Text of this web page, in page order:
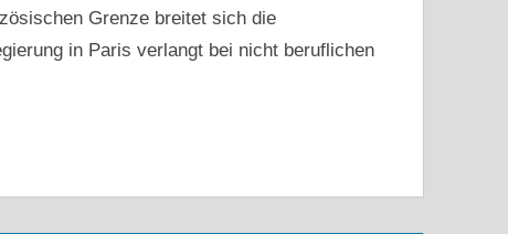
Grenze breitet sich die
in Paris verlangt bei nicht beruflichen